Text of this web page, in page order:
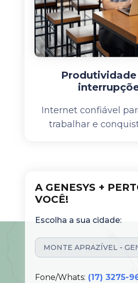
Internet confiável
trabalhar e
A GENESYS +
VOCÊ!
Escolha a sua cidade:
Fone/Whats: (17) 3275-